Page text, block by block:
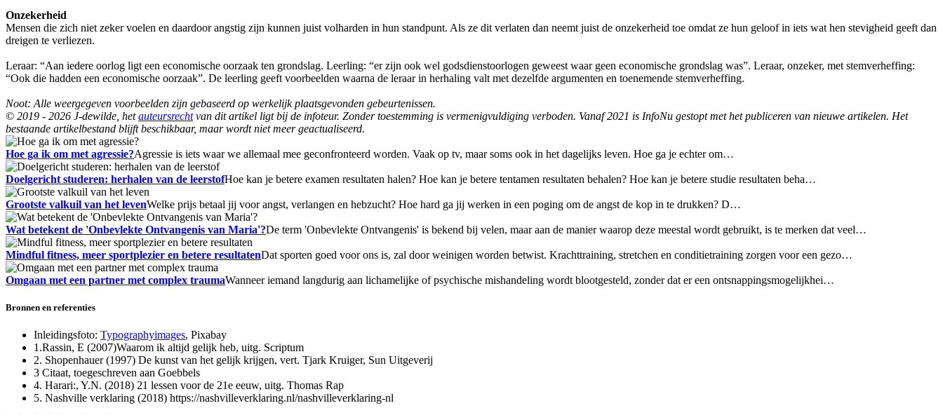
Onzekerheid
Mensen die zich niet zeker voelen en daardoor angstig zijn kunnen juist volharden in hun standpunt. Als ze dit verlaten dan neemt juist de onzekerheid toe omdat ze hun geloof in iets wat hen stevigheid geeft dan
dreigen te verliezen.
Leraar: “Aan iedere oorlog ligt een economische oorzaak ten grondslag. Leerling: “er zijn ook wel godsdienstoorlogen geweest waar geen economische grondslag was”. Leraar, onzeker, met stemverheffing:
“Ook die hadden een economische oorzaak”. De leerling geeft voorbeelden waarna de leraar in herhaling valt met dezelfde argumenten en toenemende stemverheffing.
Noot: Alle weergegeven voorbeelden zijn gebaseerd op werkelijk plaatsgevonden gebeurtenissen.
© 2019 - 2026 J-dewilde, hetauteursrechtvan dit artikel ligt bij de infoteur. Zonder toestemming is vermenigvuldiging verboden. Vanaf 2021 is InfoNu gestopt met het publiceren van nieuwe artikelen. Het
bestaande artikelbestand blijft beschikbaar, maar wordt niet meer geactualiseerd.
Hoe ga ik om met agressie?Agressie is iets waar we allemaal mee geconfronteerd worden. Vaak op tv, maar soms ook in het dagelijks leven. Hoe ga je echter om…
Doelgericht studeren: herhalen van de leerstofHoe kan je betere examen resultaten halen? Hoe kan je betere tentamen resultaten behalen? Hoe kan je betere studie resultaten beha…
Grootste valkuil van het levenWelke prijs betaal jij voor angst, verlangen en hebzucht? Hoe hard ga jij werken in een poging om de angst de kop in te drukken? D…
Wat betekent de 'Onbevlekte Ontvangenis van Maria'?De term 'Onbevlekte Ontvangenis' is bekend bij velen, maar aan de manier waarop deze meestal wordt gebruikt, is te merken dat veel…
Mindful fitness, meer sportplezier en betere resultatenDat sporten goed voor ons is, zal door weinigen worden betwist. Krachttraining, stretchen en conditietraining zorgen voor een gezo…
Omgaan met een partner met complex traumaWanneer iemand langdurig aan lichamelijke of psychische mishandeling wordt blootgesteld, zonder dat er een ontsnappingsmogelijkhei…
Bronnen en referenties
Inleidingsfoto: Typographyimages, Pixabay
1.Rassin, E (2007)Waarom ik altijd gelijk heb, uitg. Scriptum
2. Shopenhauer (1997) De kunst van het gelijk krijgen, vert. Tjark Kruiger, Sun Uitgeverij
3 Citaat, toegeschreven aan Goebbels
4. Harari:, Y.N. (2018) 21 lessen voor de 21e eeuw, uitg. Thomas Rap
5. Nashville verklaring (2018) https://nashvilleverklaring.nl/nashvilleverklaring-nl